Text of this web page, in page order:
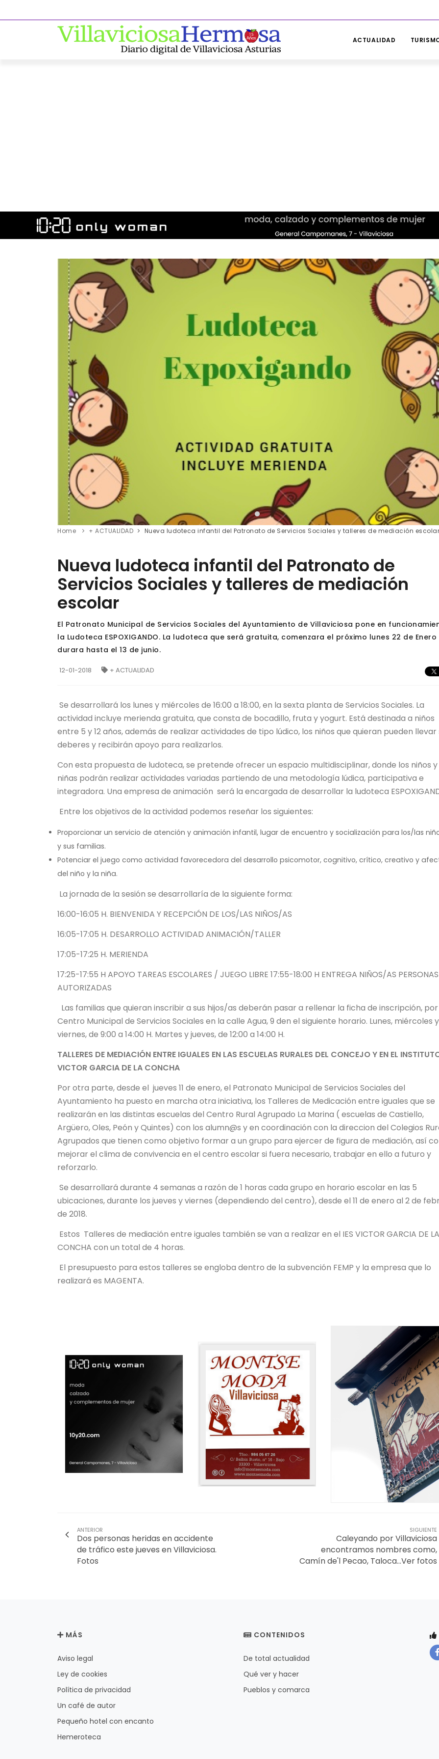
ACTUALIDAD
Home + ACTUALIDAD Nueva ludoteca infantil del Patronato de Servicios Sociales y talleres de mediación escolar
Nueva ludoteca infantil del Patronato de
Servicios Sociales y talleres de mediación
escolar
El Patronato Municipal de Servicios Sociales del Ayuntamiento de Villaviciosa pone en
la Ludoteca ESPOXIGANDO. La ludoteca que será gratuita, comenzara el próximo lunes 22 de Enero
durara hasta el 13 de junio.
12-01-2018 + ACTUALIDAD
Se desarrollará los lunes y miércoles de 16:00 a 18:00, en la sexta planta de Servicios Sociales. La
actividad incluye merienda gratuita, que consta de bocadillo, fruta y yogurt. Está destinada a niños
entre 5 y 12 años, además de realizar actividades de tipo lúdico, los niños que quieran pueden llevar
deberes y recibirán apoyo para realizarlos.
Con esta propuesta de ludoteca, se pretende ofrecer un espacio multidisciplinar, donde los niños y
niñas podrán realizar actividades variadas partiendo de una metodología lúdica, participativa e
integradora. Una empresa de animación será la encargada de desarrollar la ludoteca
Entre los objetivos de la actividad podemos reseñar los siguientes:
Proporcionar un servicio de atención y animación infantil, lugar de encuentro y socialización para los/las
y sus familias.
Potenciar el juego como actividad favorecedora del desarrollo psicomotor, cognitivo, crítico, creativo y
del niño y la niña.
La jornada de la sesión se desarrollaría de la siguiente forma:
16:00-16:05 H. BIENVENIDA Y RECEPCIÓN DE LOS/LAS NIÑOS/AS
16:05-17:05 H. DESARROLLO ACTIVIDAD ANIMACIÓN/TALLER
17:05-17:25 H. MERIENDA
17:25-17:55 H APOYO TAREAS ESCOLARES / JUEGO LIBRE 17:55-18:00 H ENTREGA NIÑOS/AS PERSONAS
AUTORIZADAS
Las familias que quieran inscribir a sus hijos/as deberán pasar a rellenar la ficha de inscripción,
Centro Municipal de Servicios Sociales en la calle Agua, 9 den el siguiente horario. Lunes, miércoles y
viernes, de 9:00 a 14:00 H. Martes y jueves, de 12:00 a 14:00 H.
TALLERES DE MEDIACIÓN ENTRE IGUALES EN LAS ESCUELAS RURALES DEL CONCEJO Y EN EL
VICTOR GARCIA DE LA CONCHA
Por otra parte, desde el jueves 11 de enero, el Patronato Municipal de Servicios Sociales del
Ayuntamiento ha puesto en marcha otra iniciativa, los Talleres de Medicación entre iguales que se
realizarán en las distintas escuelas del Centro Rural Agrupado La Marina ( escuelas de Castiello,
Argüero, Oles, Peón y Quintes) con los alumn@s y en coordinación con la direccion del Colegios
Agrupados que tienen como objetivo formar a un grupo para ejercer de figura de mediación, así
mejorar el clima de convivencia en el centro escolar si fuera necesario, trabajar en ello a futuro y
reforzarlo.
Se desarrollará durante 4 semanas a razón de 1 horas cada grupo en horario escolar en las 5
ubicaciones, durante los jueves y viernes (dependiendo del centro), desde el 11 de enero al 2 de
de 2018.
Estos Talleres de mediación entre iguales también se van a realizar en el IES VICTOR GARCIA DE LA
CONCHA con un total de 4 horas.
El presupuesto para estos talleres se engloba dentro de la subvención FEMP y la empresa que lo
realizará es MAGENTA.
ANTERIOR
Dos personas heridas en accidente
de tráfico este jueves en Villaviciosa.
Fotos
SIGUIENTE
Caleyando por Villaviciosa
encontramos nombres como,
Camín de'l Pecao, Taloca…Ver fotos
MÁS
Aviso legal
Ley de cookies
Política de privacidad
Un café de autor
Pequeño hotel con encanto
Hemeroteca
CONTENIDOS
De total actualidad
Qué ver y hacer
Pueblos y comarca